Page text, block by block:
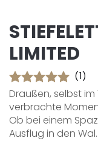
LIMITED
(1)
Draußen, selbst
verbrachte
Ob bei einem
Ausflug in den